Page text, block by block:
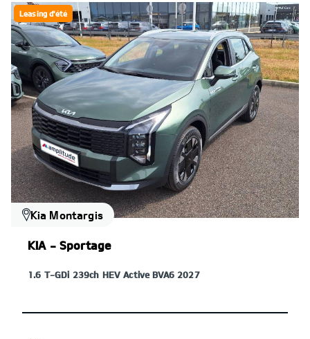
Leasing d'été
Kia Montargis
KIA - Sportage
1.6 T-GDi 239ch HEV Active BVA6 2027